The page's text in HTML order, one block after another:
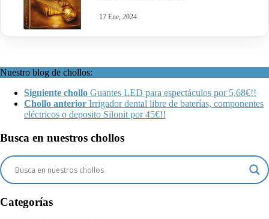
17 Ene, 2024
Nuestro blog de chollos:
Siguiente chollo Guantes LED para espectáculos por 5,68€!!
Chollo anterior Irrigador dental libre de baterías, componentes
eléctricos o deposito Silonit por 45€!!
Busca en nuestros chollos
Categorías